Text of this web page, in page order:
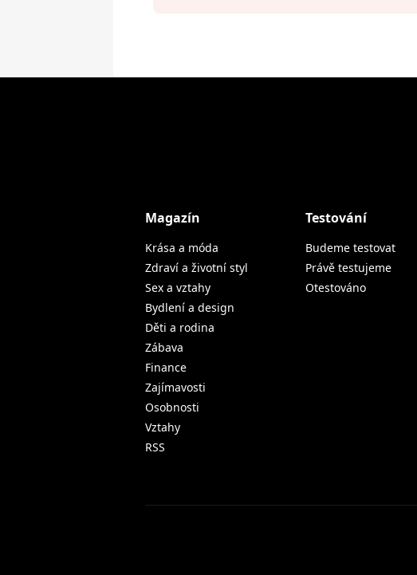
Magazín
Krása a móda
Zdraví a životní styl
Sex a vztahy
Bydlení a design
Děti a rodina
Zábava
Finance
Zajímavosti
Osobnosti
Vztahy
RSS
Testování
Budeme testovat
Právě testujeme
Otestováno